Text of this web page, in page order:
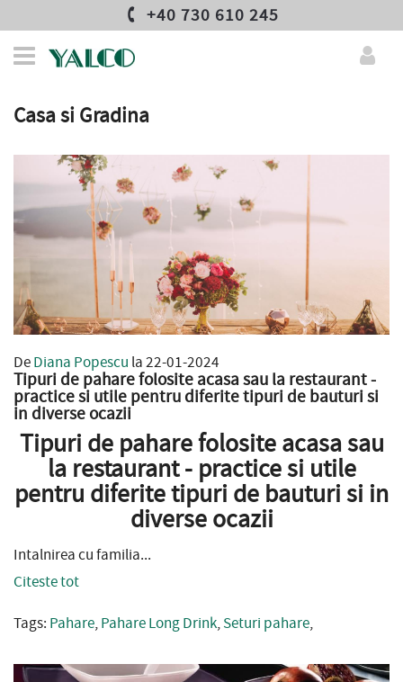
+40 730 610 245
Casa si Gradina
DeDiana Popescu la 22-01-2024
Tipuri de pahare folosite acasa sau la restaurant -
practice si utile pentru diferite tipuri de bauturi si
in diverse ocazii
Tipuri de pahare folosite acasa sau
la restaurant - practice si utile
pentru diferite tipuri de bauturi si in
diverse ocazii
Intalnirea cu familia...
Citeste tot
Tags: Pahare,Pahare Long Drink,Seturi pahare,